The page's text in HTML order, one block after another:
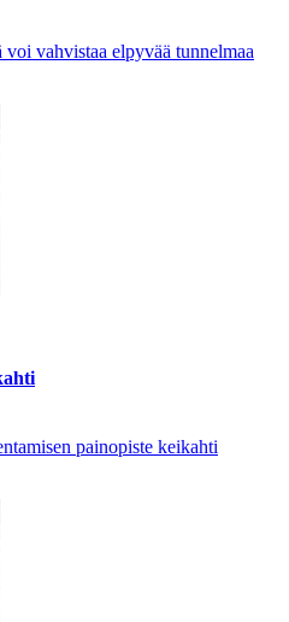
vahvistaa elpyvää tunnelmaa
painopiste keikahti